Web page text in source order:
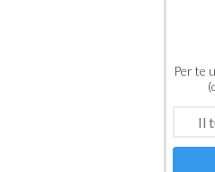
Per te